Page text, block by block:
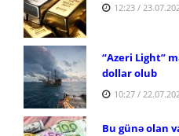
12:23 /
“Azeri Light”
dollar olub
10:27 /
Bu günə olan